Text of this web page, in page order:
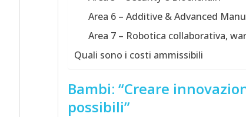
Area 6 – Additive & Advanced
Area 7 – Robotica collaborativa,
Quali sono i costi ammissibili
Bambi: “Creare
possibili”